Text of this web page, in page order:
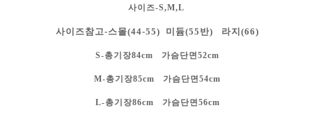
사이즈-S,M,L
사이즈참고-스몰(44-55) 미듐(55반) 라지(66)
S-총기장84cm 가슴단면52cm
M-총기장85cm 가슴단면54cm
L-총기장86cm 가슴단면56cm